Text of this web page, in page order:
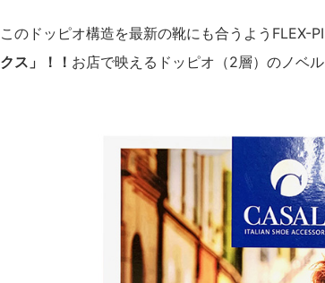
このドッピオ構造を最新の靴にも合うようFLEX-
クス」！！ お店で映えるドッピオ（2層）のノベ